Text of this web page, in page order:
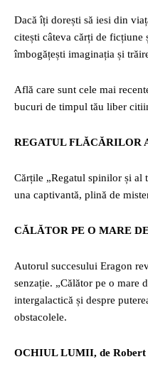
Dacă îți dorești să iesi din
citești câteva cărți de ficțiune
îmbogățești imaginația și
Află care sunt cele mai
bucuri de timpul tău liber
REGATUL FLĂCĂRILOR
Cărțile „Regatul spinilor și al
una captivantă, plină de
CĂLĂTOR PE O MARE
Autorul succesului Eragon
senzație. „Călător pe o mare
intergalactică și despre
obstacolele.
OCHIUL LUMII, de Robert